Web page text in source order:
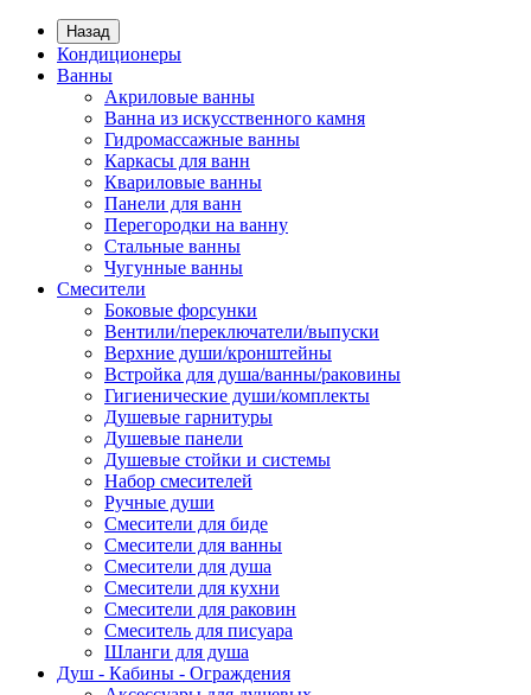
Назад
Кондиционеры
Ванны
Акриловые ванны
Ванна из искусственного камня
Гидромассажные ванны
Каркасы для ванн
Квариловые ванны
Панели для ванн
Перегородки на ванну
Стальные ванны
Чугунные ванны
Смесители
Боковые форсунки
Вентили/переключатели/выпуски
Верхние души/кронштейны
Встройка для душа/ванны/раковины
Гигиенические души/комплекты
Душевые гарнитуры
Душевые панели
Душевые стойки и системы
Набор смесителей
Ручные души
Смесители для биде
Смесители для ванны
Смесители для душа
Смесители для кухни
Смесители для раковин
Смеситель для писуара
Шланги для душа
Душ - Кабины - Ограждения